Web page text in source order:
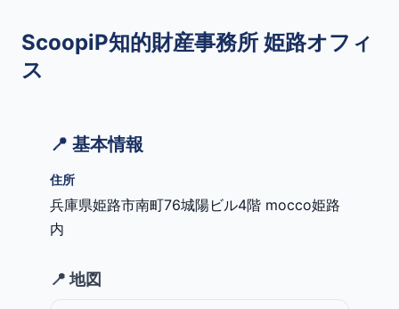
ScoopiP知的財産事務所 姫路オフィ
ス
📍 基本情報
住所
兵庫県姫路市南町76城陽ビル4階 mocco姫路
内
📍 地図